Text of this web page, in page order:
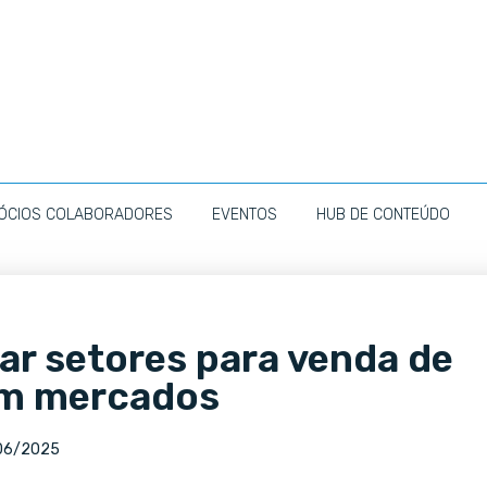
COLABORADORES EVENTOS HUB DE CONTEÚDO
setores para venda de
mercados
2025